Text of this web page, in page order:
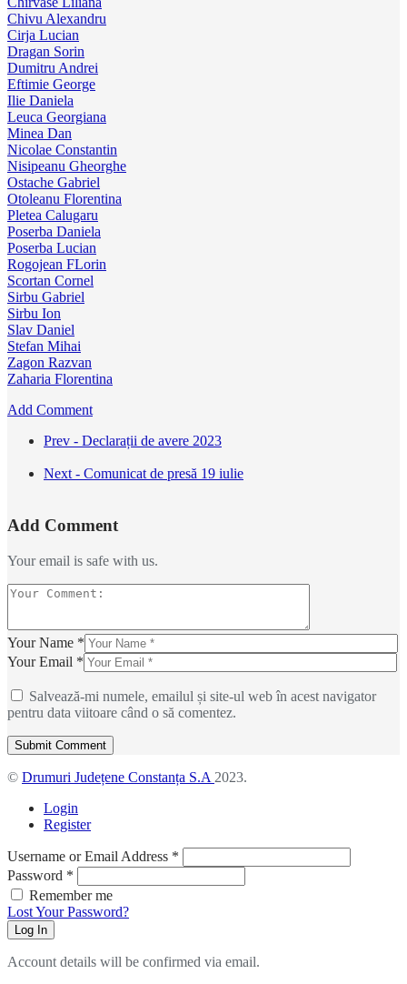
Chivu Alexandru
Cirja Lucian
Dragan Sorin
Dumitru Andrei
Eftimie George
Ilie Daniela
Leuca Georgiana
Minea Dan
Nicolae Constantin
Nisipeanu Gheorghe
Ostache Gabriel
Otoleanu Florentina
Pletea Calugaru
Poserba Daniela
Poserba Lucian
Rogojean FLorin
Scortan Cornel
Sirbu Gabriel
Sirbu Ion
Slav Daniel
Stefan Mihai
Zagon Razvan
Zaharia Florentina
Add Comment
Prev - Declarații de avere 2023
Next - Comunicat de presă 19 iulie
Add Comment
Your email is safe with us.
Your Name *
Your Email *
Salvează-mi numele, emailul și site-ul web în acest navigator
pentru data viitoare când o să comentez.
© Drumuri Județene Constanța S.A 2023.
Login
Register
Username or Email Address *
Password *
Remember me
Lost Your Password?
Log In
Account details will be confirmed via email.